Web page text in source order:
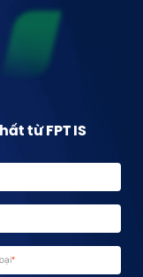
từ FPT IS
*